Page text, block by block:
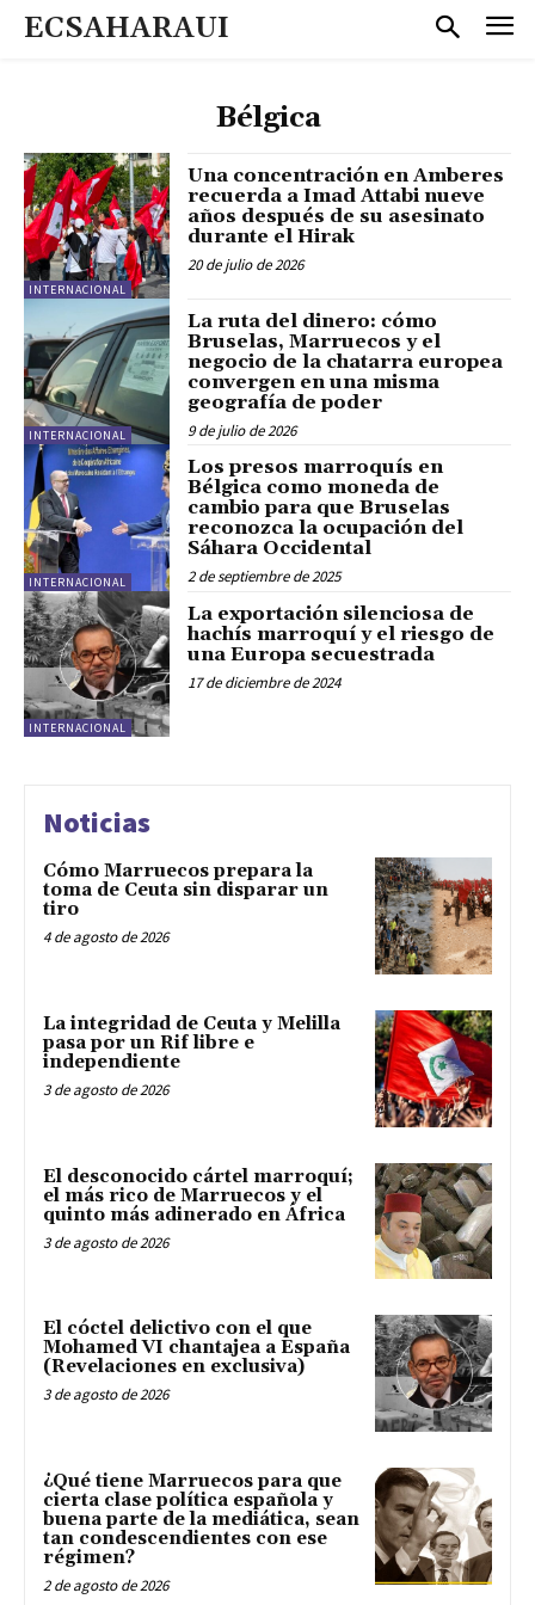
ECSAHARAUI
Bélgica
INTERNACIONAL
Una concentración en Amberes
recuerda a Imad Attabi nueve
años después de su asesinato
durante el Hirak
20 de julio de 2026
INTERNACIONAL
La ruta del dinero: cómo
Bruselas, Marruecos y el
negocio de la chatarra europea
convergen en una misma
geografía de poder
9 de julio de 2026
INTERNACIONAL
Los presos marroquís en
Bélgica como moneda de
cambio para que Bruselas
reconozca la ocupación del
Sáhara Occidental
2 de septiembre de 2025
INTERNACIONAL
La exportación silenciosa de
hachís marroquí y el riesgo de
una Europa secuestrada
17 de diciembre de 2024
Noticias
Cómo Marruecos prepara la
toma de Ceuta sin disparar un
tiro
4 de agosto de 2026
La integridad de Ceuta y Melilla
pasa por un Rif libre e
independiente
3 de agosto de 2026
El desconocido cártel marroquí;
el más rico de Marruecos y el
quinto más adinerado en África
3 de agosto de 2026
El cóctel delictivo con el que
Mohamed VI chantajea a España
(Revelaciones en exclusiva)
3 de agosto de 2026
¿Qué tiene Marruecos para que
cierta clase política española y
buena parte de la mediática, sean
tan condescendientes con ese
régimen?
2 de agosto de 2026